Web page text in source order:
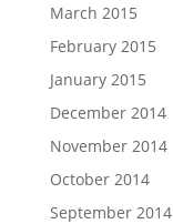
March 2015
February 2015
January 2015
December 2014
November 2014
October 2014
September 2014